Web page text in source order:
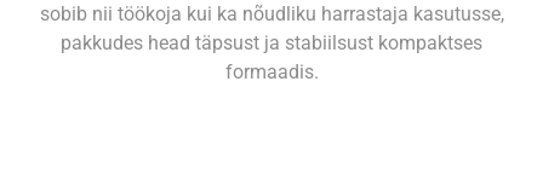
sobib nii töökoja kui ka nõudliku harrastaja kasutusse,
pakkudes head täpsust ja stabiilsust kompaktses
formaadis.